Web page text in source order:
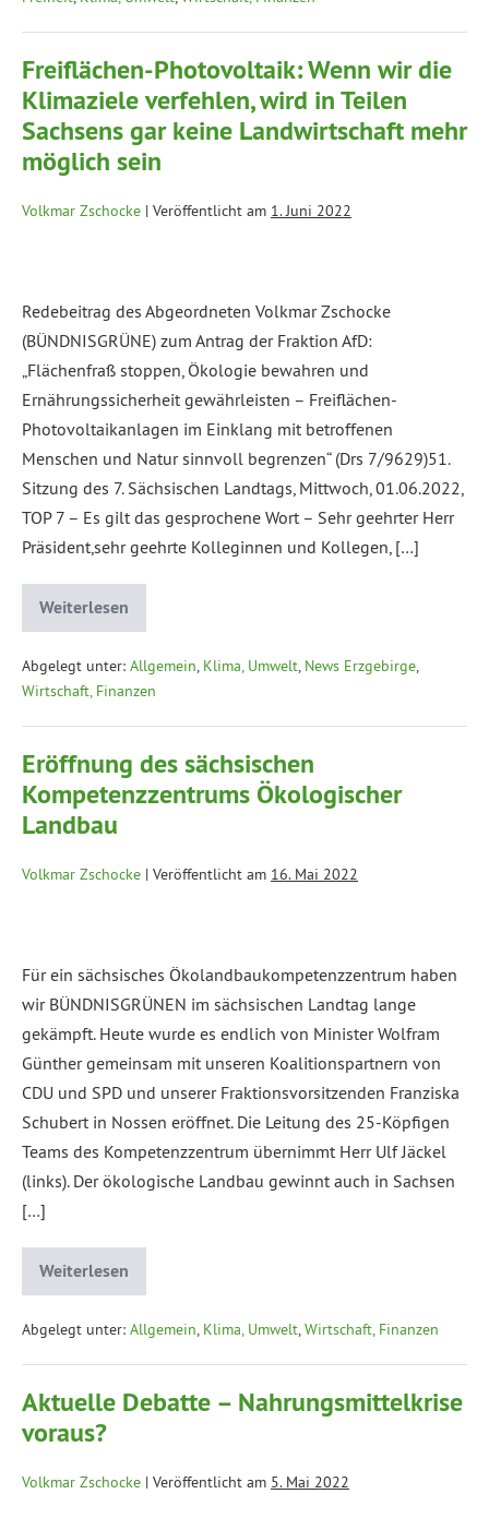
Freiflächen-Photovoltaik: Wenn wir die
Klimaziele verfehlen, wird in Teilen
Sachsens gar keine Landwirtschaft mehr
möglich sein
Volkmar Zschocke | Veröffentlicht am 1. Juni 2022
Redebeitrag des Abgeordneten Volkmar Zschocke
(BÜNDNISGRÜNE) zum Antrag der Fraktion AfD:
„Flächenfraß stoppen, Ökologie bewahren und
Ernährungssicherheit gewährleisten – Freiflächen-
Photovoltaikanlagen im Einklang mit betroffenen
Menschen und Natur sinnvoll begrenzen“ (Drs 7/9629)51.
Sitzung des 7. Sächsischen Landtags, Mittwoch, 01.06.2022,
TOP 7 – Es gilt das gesprochene Wort – Sehr geehrter Herr
Präsident,sehr geehrte Kolleginnen und Kollegen, […]
Weiterlesen
Abgelegt unter: Allgemein, Klima, Umwelt, News Erzgebirge,
Wirtschaft, Finanzen
Eröffnung des sächsischen
Kompetenzzentrums Ökologischer
Landbau
Volkmar Zschocke | Veröffentlicht am 16. Mai 2022
Für ein sächsisches Ökolandbaukompetenzzentrum haben
wir BÜNDNISGRÜNEN im sächsischen Landtag lange
gekämpft. Heute wurde es endlich von Minister Wolfram
Günther gemeinsam mit unseren Koalitionspartnern von
CDU und SPD und unserer Fraktionsvorsitzenden Franziska
Schubert in Nossen eröffnet. Die Leitung des 25-Köpfigen
Teams des Kompetenzzentrum übernimmt Herr Ulf Jäckel
(links). Der ökologische Landbau gewinnt auch in Sachsen
[…]
Weiterlesen
Abgelegt unter: Allgemein, Klima, Umwelt,Wirtschaft, Finanzen
Aktuelle Debatte – Nahrungsmittelkrise
voraus?
Volkmar Zschocke | Veröffentlicht am 5. Mai 2022